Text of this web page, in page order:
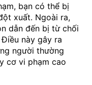
bạn có thể bị
xuất. Ngoài ra,
dẫn đến bị từ chối
này gây ra
người thường
cơ vi phạm cao